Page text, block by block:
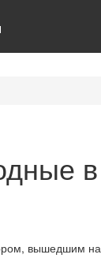
в
вышедшим на